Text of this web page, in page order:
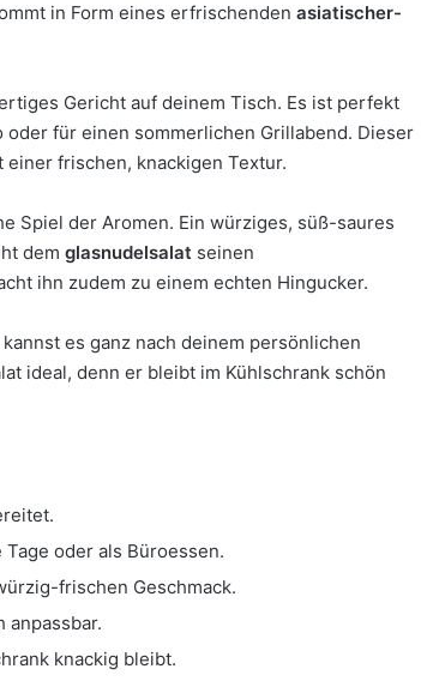
in Form eines erfrischenden asiatischer-
Gericht auf deinem Tisch. Es ist perfekt
für einen sommerlichen Grillabend. Dieser
frischen, knackigen Textur.
Spiel der Aromen. Ein würziges, süß-saures
dem glasnudelsalat seinen
ihn zudem zu einem echten Hingucker.
kannst es ganz nach deinem persönlichen
ideal, denn er bleibt im Kühlschrank schön
oder als Büroessen.
frischen Geschmack.
anpassbar.
knackig bleibt.